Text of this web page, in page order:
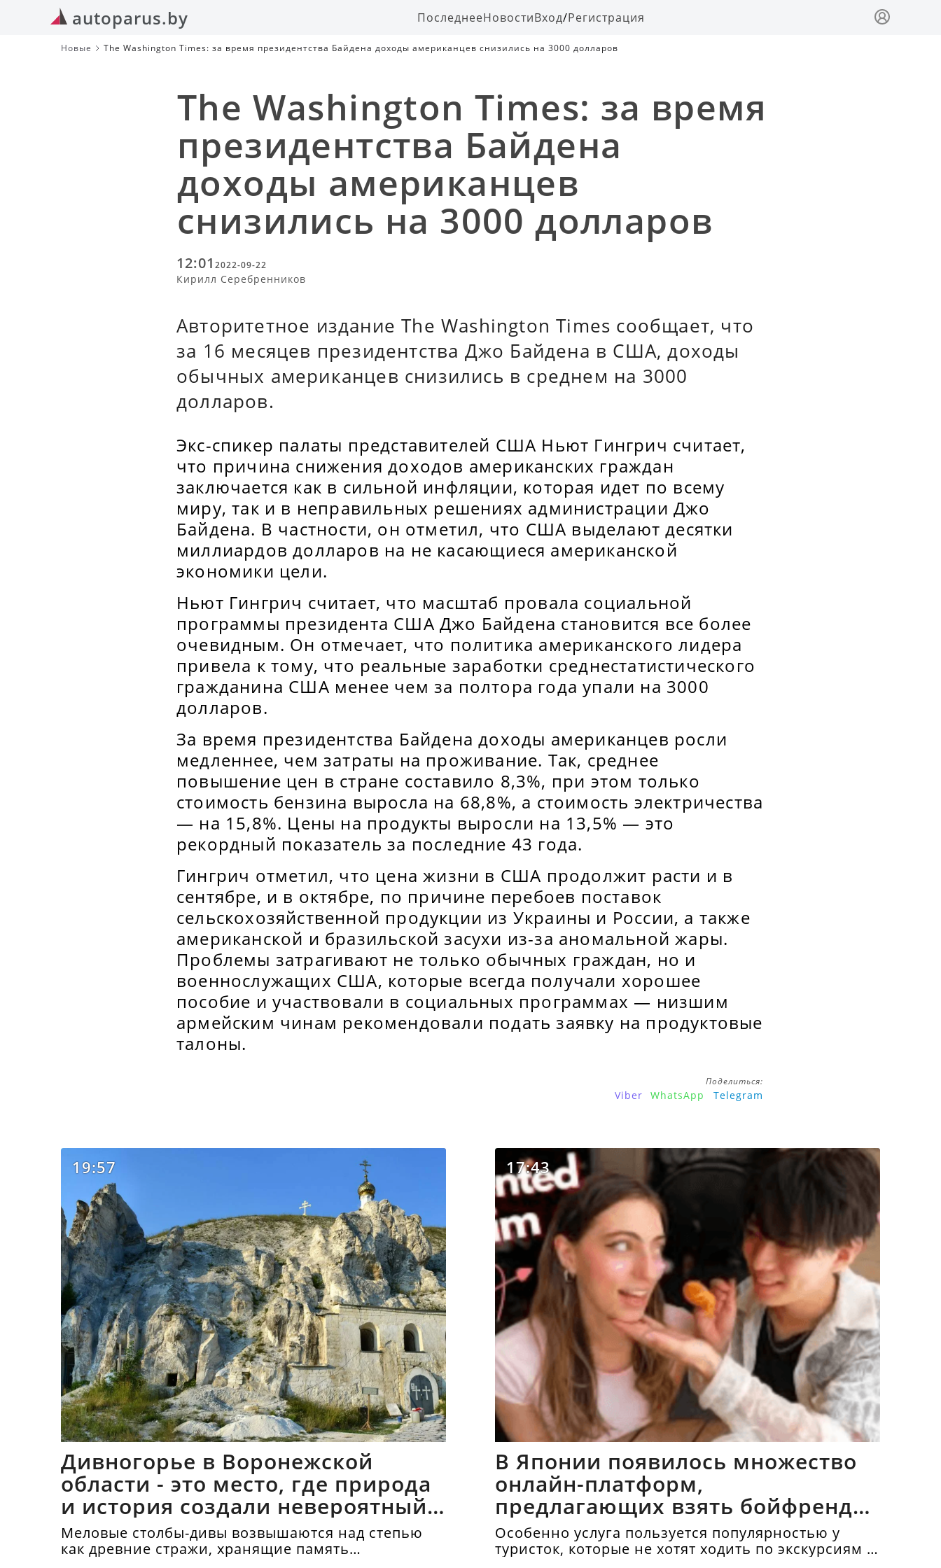
autoparus.by ПоследнееНовостиВход/Регистрация
Новые The Washington Times: за время президентства Байдена доходы американцев снизились на 3000 долларов
The Washington Times: за время
президентства Байдена
доходы американцев
снизились на 3000 долларов
12:01 2022-09-22
Кирилл Серебренников
Авторитетное издание The Washington Times сообщает, что
за 16 месяцев президентства Джо Байдена в США, доходы
обычных американцев снизились в среднем на 3000
долларов.
Экс-спикер палаты представителей США Ньют Гингрич считает,
что причина снижения доходов американских граждан
заключается как в сильной инфляции, которая идет по всему
миру, так и в неправильных решениях администрации Джо
Байдена. В частности, он отметил, что США выделают десятки
миллиардов долларов на не касающиеся американской
экономики цели.
Ньют Гингрич считает, что масштаб провала социальной
программы президента США Джо Байдена становится все более
очевидным. Он отмечает, что политика американского лидера
привела к тому, что реальные заработки среднестатистического
гражданина США менее чем за полтора года упали на 3000
долларов.
За время президентства Байдена доходы американцев росли
медленнее, чем затраты на проживание. Так, среднее
повышение цен в стране составило 8,3%, при этом только
стоимость бензина выросла на 68,8%, а стоимость электричества
— на 15,8%. Цены на продукты выросли на 13,5% — это
рекордный показатель за последние 43 года.
Гингрич отметил, что цена жизни в США продолжит расти и в
сентябре, и в октябре, по причине перебоев поставок
сельскохозяйственной продукции из Украины и России, а также
американской и бразильской засухи из-за аномальной жары.
Проблемы затрагивают не только обычных граждан, но и
военнослужащих США, которые всегда получали хорошее
пособие и участвовали в социальных программах — низшим
армейским чинам рекомендовали подать заявку на продуктовые
талоны.
Поделиться:
Viber WhatsApp Telegram
19:57
Дивногорье в Воронежской
области - это место, где природа
и история создали невероятный
синтез
Меловые столбы-дивы возвышаются над степью
как древние стражи, хранящие память
17:43
В Японии появилось множество
онлайн-платформ,
предлагающих взять бойфрендов
напрокат
Особенно услуга пользуется популярностью у
туристок, которые не хотят ходить по экскурсиям и